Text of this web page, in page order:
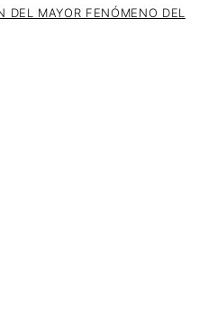
DEL MAYOR FENÓMENO DEL